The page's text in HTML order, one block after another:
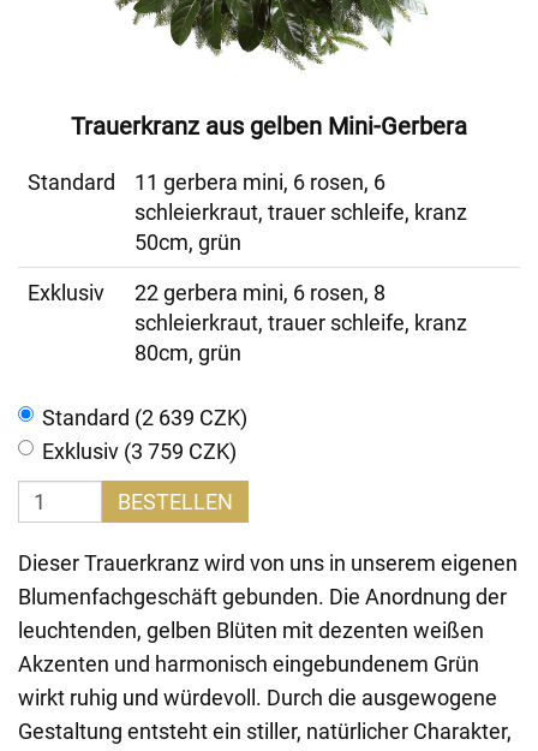
Trauerkranz aus gelben Mini-Gerbera
Standard
11 gerbera mini, 6 rosen, 6
schleierkraut, trauer schleife, kranz
50cm, grün
Exklusiv
22 gerbera mini, 6 rosen, 8
schleierkraut, trauer schleife, kranz
80cm, grün
Standard (2 639 CZK)
Exklusiv (3 759 CZK)
BESTELLEN
Dieser Trauerkranz wird von uns in unserem eigenen
Blumenfachgeschäft gebunden. Die Anordnung der
leuchtenden, gelben Blüten mit dezenten weißen
Akzenten und harmonisch eingebundenem Grün
wirkt ruhig und würdevoll. Durch die ausgewogene
Gestaltung entsteht ein stiller, natürlicher Charakter,